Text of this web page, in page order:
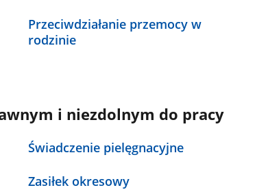
Przeciwdziałanie przemocy w
rodzinie
i niezdolnym do pracy
Świadczenie pielęgnacyjne
Zasiłek okresowy